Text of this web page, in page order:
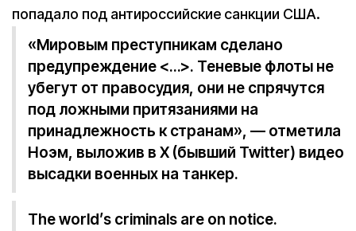
попадало под антироссийские санкции США.
«Мировым преступникам сделано
предупреждение <…>. Теневые флоты не
убегут от правосудия, они не спрячутся
под ложными притязаниями на
принадлежность к странам», — отметила
Ноэм, выложив в X (бывший Twitter) видео
высадки военных на танкер.
The world’s criminals are on notice.